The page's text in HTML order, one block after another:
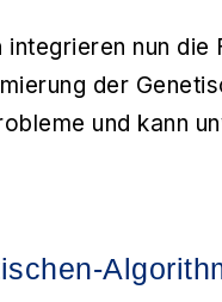
integrieren nun die
der
und kann